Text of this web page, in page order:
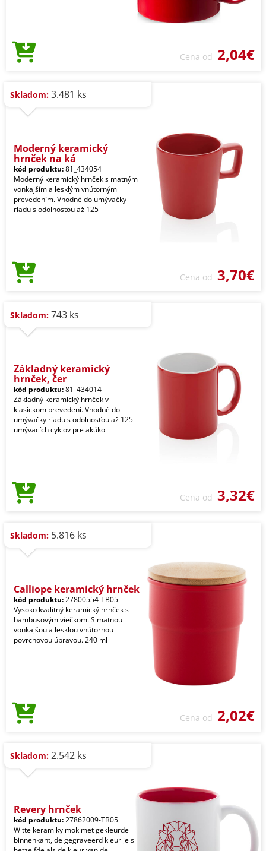
Cena od 2,04€
Skladom: 3.481 ks
Moderný keramický
hrnček na ká
kód produktu:81_434054
Moderný keramický hrnček s matným
vonkajším a lesklým vnútorným
prevedením. Vhodné do umývačky
riadu s odolnosťou až 125
Cena od 3,70€
Skladom: 743 ks
Základný keramický
hrnček, čer
kód produktu:81_434014
Základný keramický hrnček v
klasickom prevedení. Vhodné do
umývačky riadu s odolnosťou až 125
umývacích cyklov pre akúko
Cena od 3,32€
Skladom: 5.816 ks
Calliope keramický hrnček
kód produktu:27800554-TB05
Vysoko kvalitný keramický hrnček s
bambusovým viečkom. S matnou
vonkajšou a lesklou vnútornou
povrchovou úpravou. 240 ml
Cena od 2,02€
Skladom: 2.542 ks
Revery hrnček
kód produktu:27862009-TB05
Witte keramiky mok met gekleurde
binnenkant, de gegraveerd kleur je s